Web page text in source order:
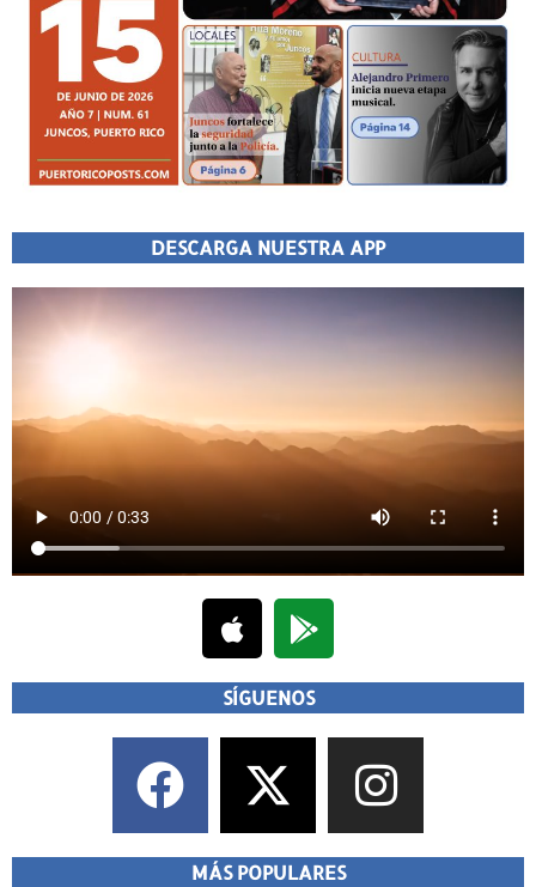
DESCARGA NUESTRA APP
SÍGUENOS
MÁS POPULARES